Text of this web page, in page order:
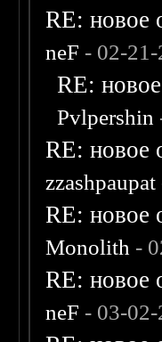
RE: новое
neF - 02-
RE:
Pvlpershin
RE: новое
zzashpaupat
RE: новое
Monolith -
RE: новое
neF - 03-